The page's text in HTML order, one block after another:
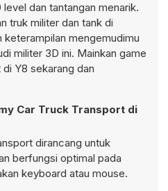
dan tantangan menarik.
truk militer dan tank di
mengemudimu
militer 3D ini. Mainkan game
Y8 sekarang dan
Car Truck Transport di
dirancang untuk
berfungsi optimal pada
keyboard atau mouse.